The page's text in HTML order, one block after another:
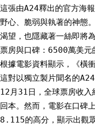
這張由A24釋出的官方海
野心、脆弱與執著的神態
渴望，也隱藏著一絲即將
票房與口碑：6500萬美元
根據電影資料顯示，《橫
這對以獨立製片聞名的
12月31日，全球票房收
回本。然而，電影在口碑
8.115的高分，顯示出觀